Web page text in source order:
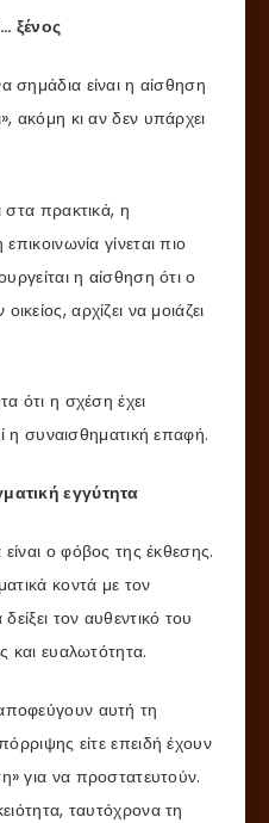
ξένος
είναι η αίσθηση
ακόμη κι αν δεν υπάρχει
στα πρακτικά, η
γίνεται πιο
η αίσθηση ότι ο
αρχίζει να μοιάζει
ότι η σχέση έχει
η συναισθηματική επαφή.
εγγύτητα
ο φόβος της έκθεσης.
κοντά με τον
τον αυθεντικό του
και ευαλωτότητα.
αυτή τη
είτε επειδή έχουν
για να προστατευτούν.
ταυτόχρονα τη